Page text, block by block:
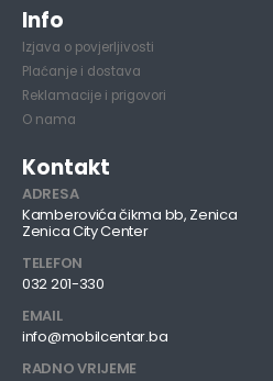
Info
Izjava o povjerljivosti
Plaćanje i dostava
Reklamacije i prigovori
O nama
Kontakt
ADRESA
Kamberovića čikma bb, Zenica
Zenica City Center
TELEFON
032 201-330
EMAIL
info@mobilcentar.ba
RADNO VRIJEME